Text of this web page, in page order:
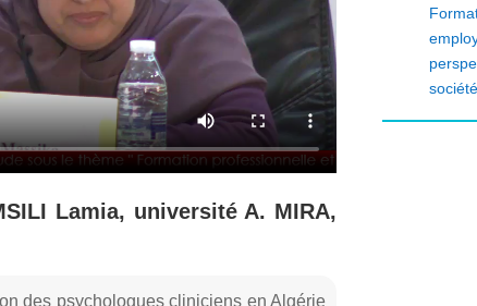
Lamia, université A. MIRA,
des psychologues cliniciens en Algérie
société